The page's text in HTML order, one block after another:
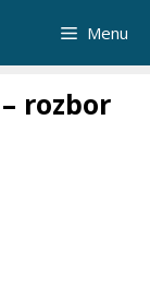
Menu
rozbor